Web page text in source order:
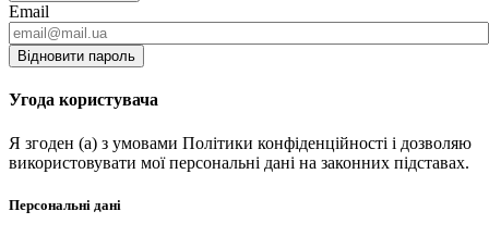
Email
Відновити пароль
Угода користувача
Я згоден (а) з умовами Політики конфіденційності і дозволяю
використовувати мої персональні дані на законних підставах.
Персональні дані